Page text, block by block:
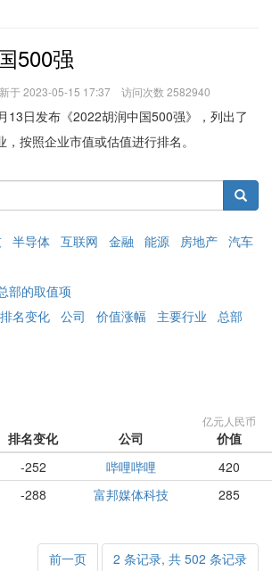
500强
于 2023-05-15 17:37 访问次数 2582940
13日发布《2022胡润中国500强》，列出了
按照企业市值或估值进行排名。
半导体 互联网 金融 能源 房地产 汽车
部的取值项
排名变化 公司 价值涨幅 主要行业
总部
排名变化 公司
亿元人民币
价值
-252 哔哩哔哩
420
-288 富邦媒体科技 285
前一页 2 条记录, 共 502 条记录